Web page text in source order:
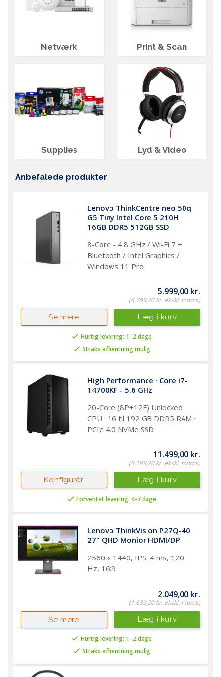
Netværk Print & Scan
Supplies Lyd & Video
Anbefalede produkter
Lenovo ThinkCentre neo 50q
G5 Tiny Intel Core 5 210H
16GB DDR5 512GB SSD
8-Core - 4.8 GHz / Wi-Fi 7 +
Bluetooth / Intel Graphics /
Windows 11 Pro
5.999,00 kr.
(4.799,20 kr. ekskl. moms)
Hurtig levering: 1–2 dage
Straks afhentning mulig
Læg i kurv
Se mere
High Performance · Core i7-
14700KF - 5.6 GHz
20-Core (8P+12E) Unlocked
CPU · 16 til 192 GB DDR5 RAM ·
PCIe 4.0 NVMe SSD
11.499,00 kr.
(9.199,20 kr. ekskl. moms)
Forventet levering: 4-7 dage
Læg i kurv
Konfigurér
Lenovo ThinkVision P27Q-40
27" QHD Monior HDMI/DP
2560 x 1440, IPS, 4 ms, 120
Hz, 16:9
2.049,00 kr.
(1.639,20 kr. ekskl. moms)
Hurtig levering: 1–2 dage
Straks afhentning mulig
Læg i kurv
Se mere